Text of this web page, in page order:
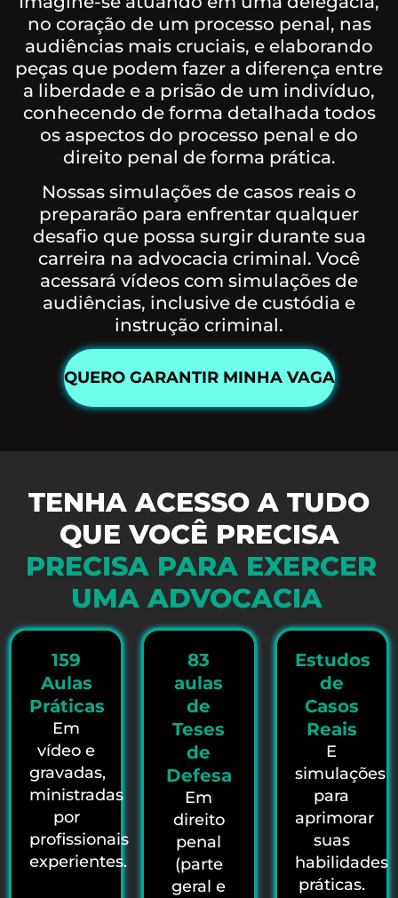
no coração de um processo penal, nas
audiências mais cruciais, e elaborando
peças que podem fazer a diferença entre
a liberdade e a prisão de um indivíduo,
conhecendo de forma detalhada todos
os aspectos do processo penal e do
direito penal de forma prática.
Nossas simulações de casos reais o
prepararão para enfrentar qualquer
desafio que possa surgir durante sua
carreira na advocacia criminal. Você
acessará vídeos com simulações de
audiências, inclusive de custódia e
instrução criminal.
QUERO GARANTIR MINHA VAGA
TENHA ACESSO A TUDO
QUE VOCÊ PRECISA
PRECISA PARA EXERCER
UMA ADVOCACIA
159
Aulas
Práticas
Em
vídeo e
gravadas,
ministradas
por
profissionais
experientes.
83
aulas
de
Teses
de
Defesa
Em
direito
penal
(parte
geral e
Estudos
de
Casos
Reais
E
simulações
para
aprimorar
suas
habilidades
práticas.